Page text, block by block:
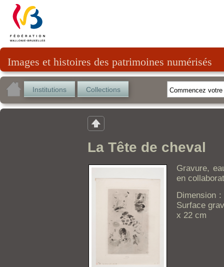
Images et histoires des patrimoines numérisés
Institutions Collections
La Tête de cheval
Gravure,
en
Dimension
Surface
x 22 cm